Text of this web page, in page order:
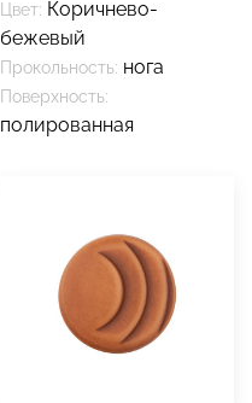
Цвет: Коричнево-
бежевый
Прокольность: нога
Поверхность:
полированная